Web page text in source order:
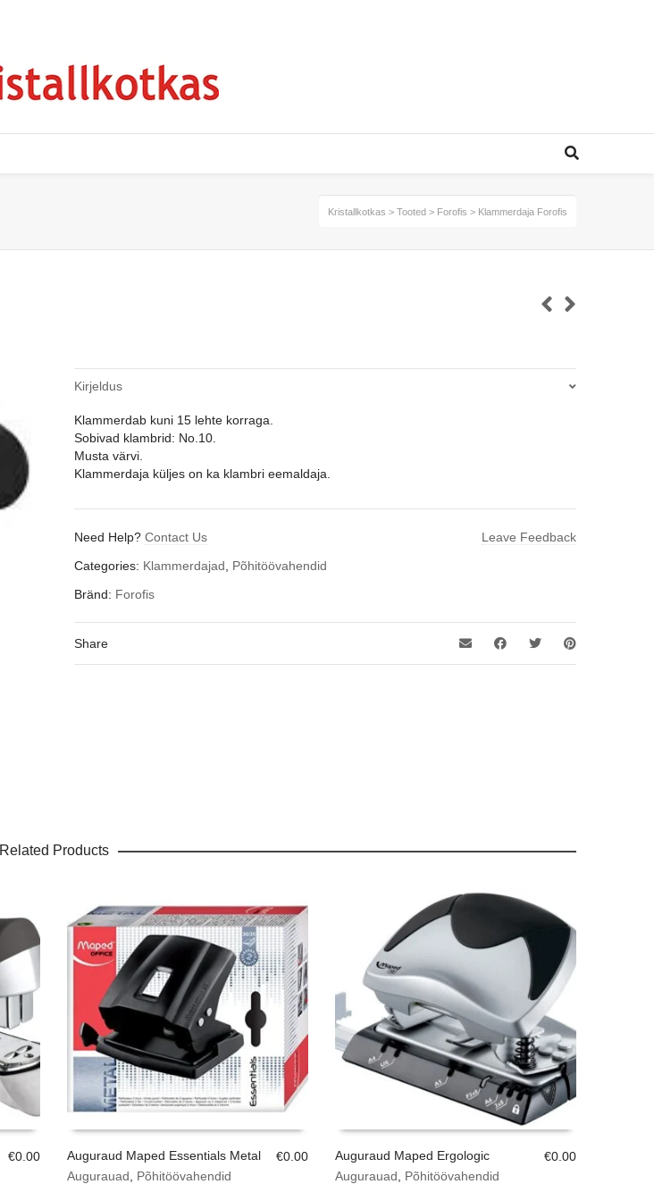
Kristallkotkas > Tooted > Forofis > Klammerdaja Forofis
Kirjeldus
Klammerdab kuni 15 lehte korraga.
Sobivad klambrid: No.10.
Musta värvi.
Klammerdaja küljes on ka klambri eemaldaja.
Need Help?Contact Us
Leave Feedback
Categories: Klammerdajad
Põhitöövahendid
Bränd: Forofis
Share
Related Products
€0.00
Auguraud Maped Essentials Metal
Augurauad
Põhitöövahendid
€0.00
Auguraud Maped Ergologic
Augurauad
Põhitöövahendid
€0.00